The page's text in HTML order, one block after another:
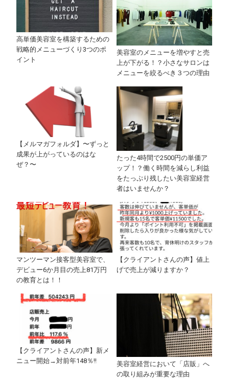
高単価美容室を構築するための
戦略的メニューづくり3つのポ
イント
美容室のメニューを増やすと売
上が下がる！？小さなサロンは
メニューを絞るべき３つの理由
【メルマガフォルダ】〜ずっと
成果が上がっているのはな
ぜ？〜
たった4時間で2500円の単価ア
ップ！？働く時間を減らし利益
をたっぷり残したい美容室経営
者はいませんか？
マンツーマン接客型美容室で、
デビュー6か月目の売上81万円
の教育とは！！
【クライアントさんの声】値上
げで売上が減りますか？
【クライアントさんの声】新メ
ニュー開始→対前年148％!!
美容室経営において「店販」へ
の取り組みが重要な理由